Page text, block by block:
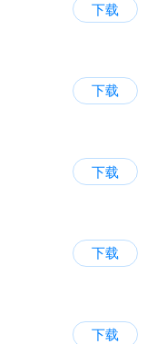
下载
下载
下载
下载
下载